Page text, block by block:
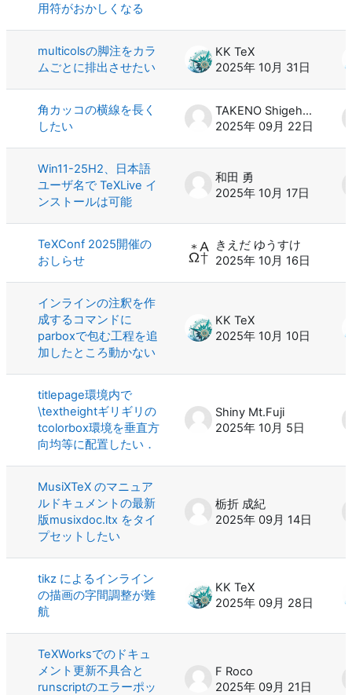
用符がおかしくなる
multicolsの脚注をカラ
ムごとに排出させたい
KK TeX
2025年 10月 31日
角カッコの横線を長く
したい
TAKENO Shigeharu
2025年 09月 22日
Win11-25H2、日本語
ユーザ名で TeXLive イ
ンストールは可能
和田 勇
2025年 10月 17日
TeXConf 2025開催の
おしらせ
きえだ ゆうすけ
2025年 10月 16日
インラインの注釈を作
成するコマンドに
parboxで包む工程を追
加したところ動かない
KK TeX
2025年 10月 10日
titlepage環境内で
\textheightギリギリの
tcolorbox環境を垂直方
向均等に配置したい．
Shiny Mt.Fuji
2025年 10月 5日
MusiXTeX のマニュア
ルドキュメントの最新
版musixdoc.ltx をタイ
プセットしたい
栃折 成紀
2025年 09月 14日
tikz によるインライン
の描画の字間調整が難
航
KK TeX
2025年 09月 28日
TeXWorksでのドキュ
メント更新不具合と
runscriptのエラーポッ
F Roco
2025年 09月 21日